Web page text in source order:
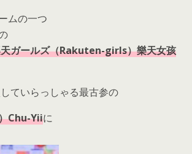
ムの一つ
ガールズ（Rakuten-girls）樂天女孩
ていらっしゃる最古参の
Chu-Yiiに